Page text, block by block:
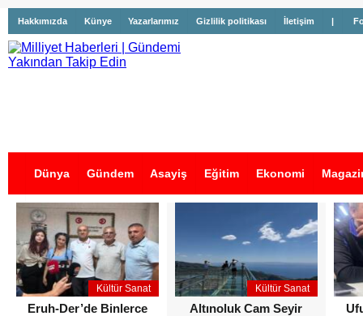
Hakkımızda Künye Yazarlarımız Gizlilik politikası İletişim |
Dünya Gündem Asayiş Eğitim Ekonomi
İş İlanları
Kültür Sanat
Eruh-Der’de Binlerce
Kültür Sanat
Altınoluk Cam Seyir